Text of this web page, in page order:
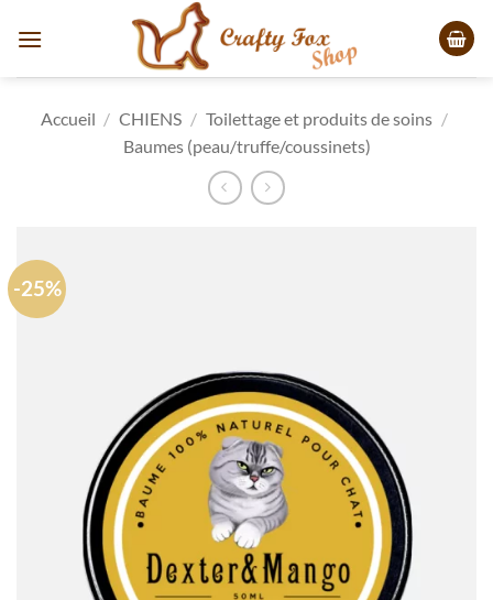
Accueil / CHIENS / Toilettage et produits de soins /
Baumes (peau/truffe/coussinets)
-25%